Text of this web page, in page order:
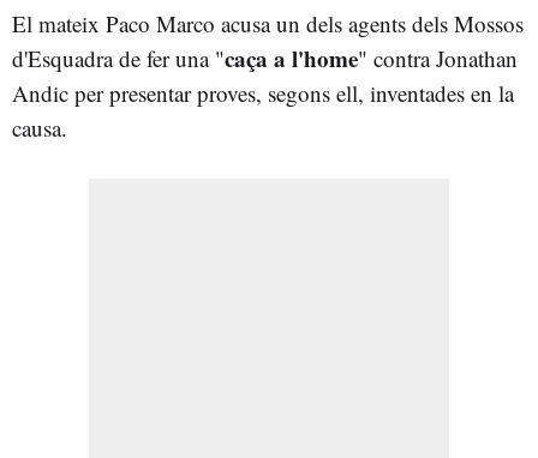
El mateix Paco Marco acusa un dels agents dels Mossos
d'Esquadra de fer una "caça a l'home" contra Jonathan
Andic per presentar proves, segons ell, inventades en la
causa.